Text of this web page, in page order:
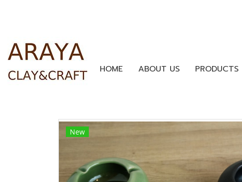
HOME ABOUT US PRODUCTS
New